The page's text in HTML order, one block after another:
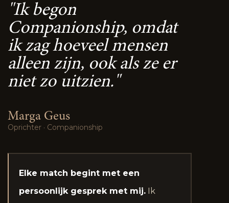
"Ik begon
Companionship, omdat
ik zag hoeveel mensen
alleen zijn, ook als ze er
niet zo uitzien."
Marga Geus
Oprichter · Companionship
Elke match begint met een
persoonlijk gesprek met mij. Ik